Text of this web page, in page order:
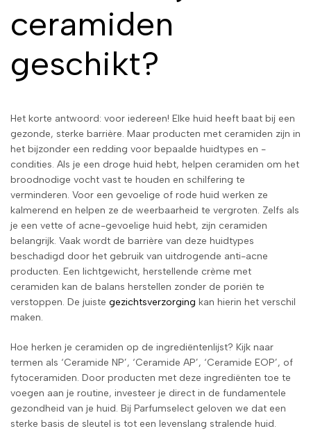
ceramiden
geschikt?
Het korte antwoord: voor iedereen! Elke huid heeft baat bij een
gezonde, sterke barrière. Maar producten met ceramiden zijn in
het bijzonder een redding voor bepaalde huidtypes en -
condities. Als je een droge huid hebt, helpen ceramiden om het
broodnodige vocht vast te houden en schilfering te
verminderen. Voor een gevoelige of rode huid werken ze
kalmerend en helpen ze de weerbaarheid te vergroten. Zelfs als
je een vette of acne-gevoelige huid hebt, zijn ceramiden
belangrijk. Vaak wordt de barrière van deze huidtypes
beschadigd door het gebruik van uitdrogende anti-acne
producten. Een lichtgewicht, herstellende crème met
ceramiden kan de balans herstellen zonder de poriën te
verstoppen. De juiste gezichtsverzorging kan hierin het verschil
maken.
Hoe herken je ceramiden op de ingrediëntenlijst? Kijk naar
termen als ‘Ceramide NP’, ‘Ceramide AP’, ‘Ceramide EOP’, of
fytoceramiden. Door producten met deze ingrediënten toe te
voegen aan je routine, investeer je direct in de fundamentele
gezondheid van je huid. Bij Parfumselect geloven we dat een
sterke basis de sleutel is tot een levenslang stralende huid.